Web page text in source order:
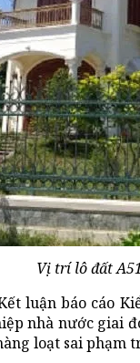
Vị trí lô đất
luận báo cáo
nhà nước giai
loạt sai phạm